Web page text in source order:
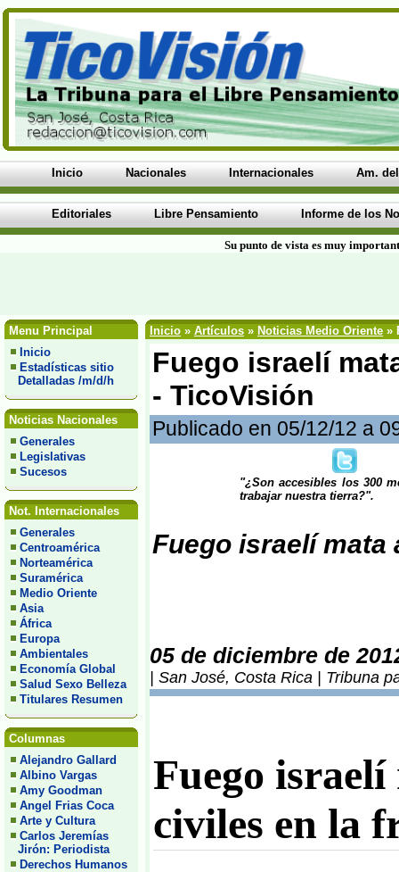
Inicio Nacionales Internacionales Am.
Editoriales Libre Pensamiento Informe de los
Su punto de vista es muy
Menu Principal
Inicio
Estadísticas sitio
Detalladas /m/d/h
Noticias Nacionales
Generales
Legislativas
Sucesos
Not. Internacionales
Generales
Centroamérica
Norteamérica
Suramérica
Medio Oriente
Asia
África
Europa
Ambientales
Economía Global
Salud Sexo Belleza
Titulares Resumen
Columnas
Alejandro Gallard
Albino Vargas
Amy Goodman
Angel Frias Coca
Arte y Cultura
Carlos Jeremías
Jirón: Periodista
Derechos Humanos
Inicio » Artículos » Noticias Medio Oriente »
Fuego israelí
- TicoVisión
Publicado en 05/12/12 a
"¿Son accesibles los 300
trabajar nuestra tierra?".
Fuego israelí mata
05 de diciembre de
| San José, Costa Rica | Tribuna
Fuego israelí
civiles en la